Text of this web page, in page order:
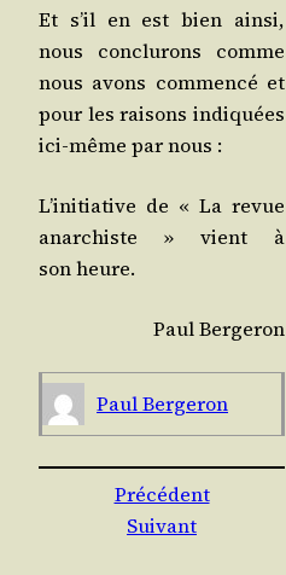
Et s’il en est bien ain­si,
nous conclu­rons comme
nous avons com­men­cé et
pour les rai­sons indi­quées
ici-même par nous :
L’i­ni­tia­tive de « La revue
anar­chiste » vient à
son heure.
Paul Ber­ge­ron
Paul Ber­ge­ron
Précédent
Suivant